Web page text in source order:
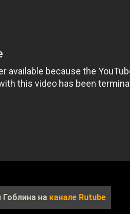
на канале Rutube